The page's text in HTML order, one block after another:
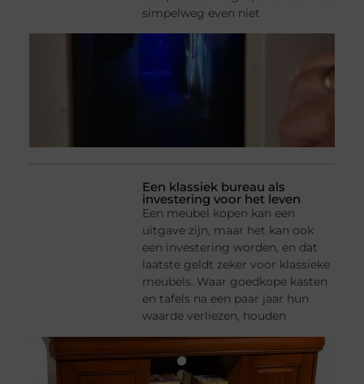
simpelweg even niet
Een klassiek bureau als
investering voor het leven
Een meubel kopen kan een
uitgave zijn, maar het kan ook
een investering worden, en dat
laatste geldt zeker voor klassieke
meubels. Waar goedkope kasten
en tafels na een paar jaar hun
waarde verliezen, houden